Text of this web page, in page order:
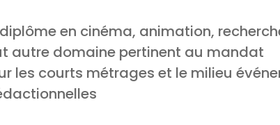
en cinéma, animation,
autre domaine pertinent au mandat
les courts métrages et le milieu